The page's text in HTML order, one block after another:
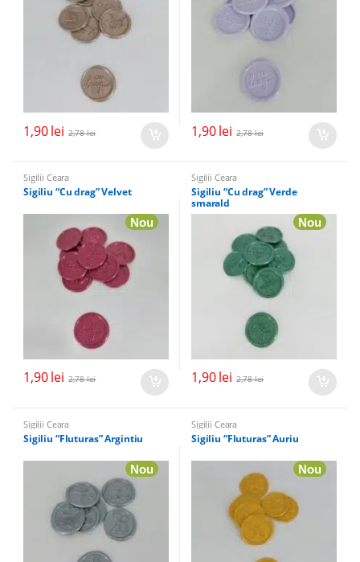
1,90lei 2,78lei 1,90lei 2,78lei
Sigilii Ceara
Sigiliu “Cu drag” Velvet
Nou
1,90lei 2,78lei
Sigilii Ceara
Sigiliu “Cu drag” Verde
smarald
Nou
1,90lei 2,78lei
Sigilii Ceara
Sigiliu “Fluturas” Argintiu
Nou
Sigilii Ceara
Sigiliu “Fluturas” Auriu
Nou